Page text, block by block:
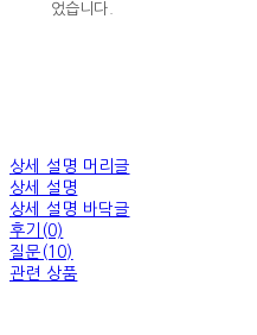
었습니다.
상세 설명 머리글
상세 설명
상세 설명 바닥글
후기(0)
질문(10)
관련 상품